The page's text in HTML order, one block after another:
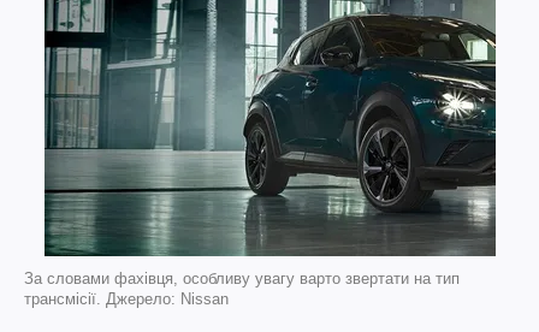
За словами фахівця, особливу увагу варто звертати на тип
трансмісії. Джерело: Nissan